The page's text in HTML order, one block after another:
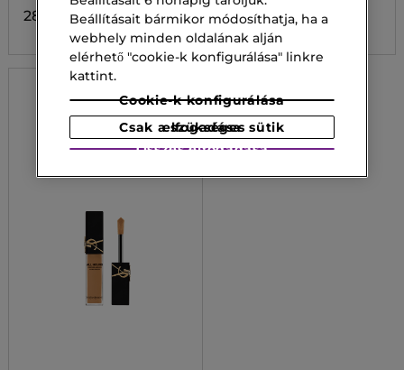
28 500,00 Ft 8 500,00 Ft
Beállításait bármikor módosíthatja, ha a
webhely minden oldalának alján
elérhető "cookie-k konfigurálása" linkre
kattint.
Cookie-k konfigurálása
Csak a szükséges sütik elfogadása
Összes elfogadása